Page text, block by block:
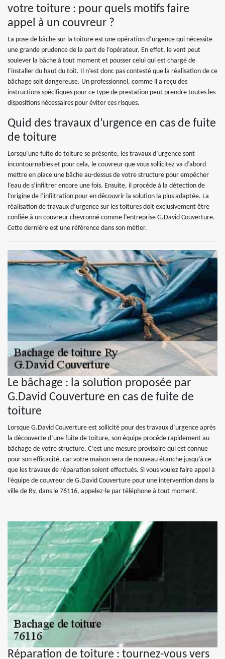
votre toiture : pour quels motifs faire
appel à un couvreur ?
La pose de bâche sur la toiture est une opération d’urgence qui nécessite
une grande prudence de la part de l’opérateur. En effet, le vent peut
soulever la bâche à tout moment et pousser celui qui est chargé de
l’installer du haut du toit. Il n’est donc pas contesté que la réalisation de ce
bâchage soit dangereuse. Un professionnel, comme il a reçu des
instructions spécifiques pour ce type de prestation peut prendre toutes les
dispositions nécessaires pour éviter ces risques.
Quid des travaux d’urgence en cas de fuite
de toiture
Lorsqu’une fuite de toiture se présente, les travaux d’urgence sont
incontournables et pour cela, le couvreur que vous sollicitez va d’abord
mettre en place une bâche au-dessus de votre structure pour empêcher
l’eau de s’infiltrer encore une fois. Ensuite, il procède à la détection de
l’origine de l’infiltration pour en découvrir la solution la plus adaptée. La
réalisation de travaux d’urgence sur les toitures doit exclusivement être
confiée à un couvreur chevronné comme l’entreprise G.David Couverture.
Cette dernière est une référence dans son métier.
Le bâchage : la solution proposée par
G.David Couverture en cas de fuite de
toiture
Lorsque G.David Couverture est sollicité pour des travaux d’urgence après
la découverte d’une fuite de toiture, son équipe procède rapidement au
bâchage de votre structure. C’est une mesure provisoire qui est connue
pour son efficacité, car votre maison sera de nouveau étanche jusqu’à ce
que les travaux de réparation soient effectués. Si vous voulez faire appel à
l’équipe de couvreur de G.David Couverture pour une intervention dans la
ville de Ry, dans le 76116, appelez-le par téléphone à tout moment.
Réparation de toiture : tournez-vous vers